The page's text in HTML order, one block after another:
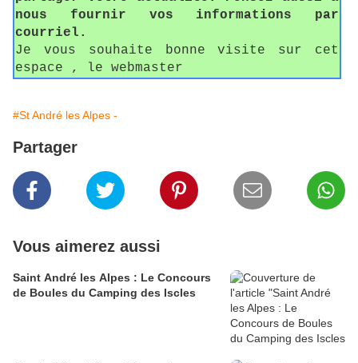
nous fournir vos informations par
courriel.
Je vous souhaite bonne visite sur cet
espace , le webmaster
#St André les Alpes -
Partager
Vous aimerez aussi
Saint André les Alpes : Le Concours
de Boules du Camping des Iscles